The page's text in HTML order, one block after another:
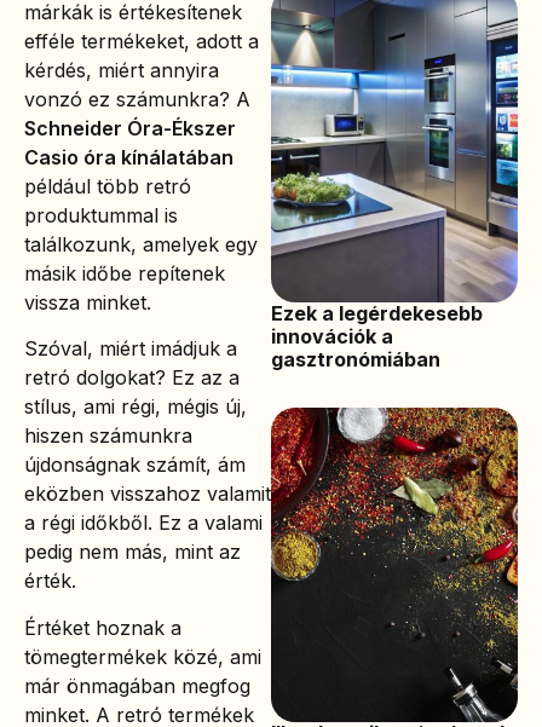
márkák is értékesítenek
efféle termékeket, adott a
kérdés, miért annyira
vonzó ez számunkra? A
Schneider Óra-Ékszer
Casio óra kínálatában
például több retró
produktummal is
találkozunk, amelyek egy
másik időbe repítenek
vissza minket.
Szóval, miért imádjuk a
retró dolgokat? Ez az a
stílus, ami régi, mégis új,
hiszen számunkra
újdonságnak számít, ám
eközben visszahoz valamit
a régi időkből. Ez a valami
pedig nem más, mint az
érték.
Értéket hoznak a
tömegtermékek közé, ami
már önmagában megfog
minket. A retró termékek
Ezek a legérdekesebb
innovációk a
gasztronómiában